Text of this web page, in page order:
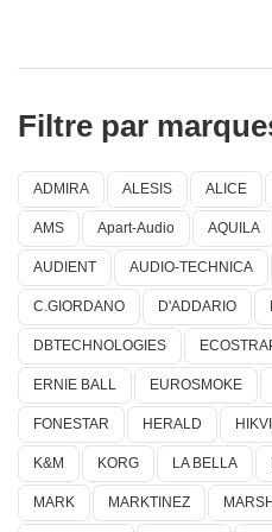
Filtre par
ADMIRA ALESIS ALICE
AMS Apart-Audio AQUILA
AUDIENT AUDIO-TECHNICA
C.GIORDANO D'ADDARIO
DBTECHNOLOGIES
ERNIE BALL EUROSMOKE
FONESTAR HERALD
K&M KORG LA BELLA
MARK MARKTINEZ